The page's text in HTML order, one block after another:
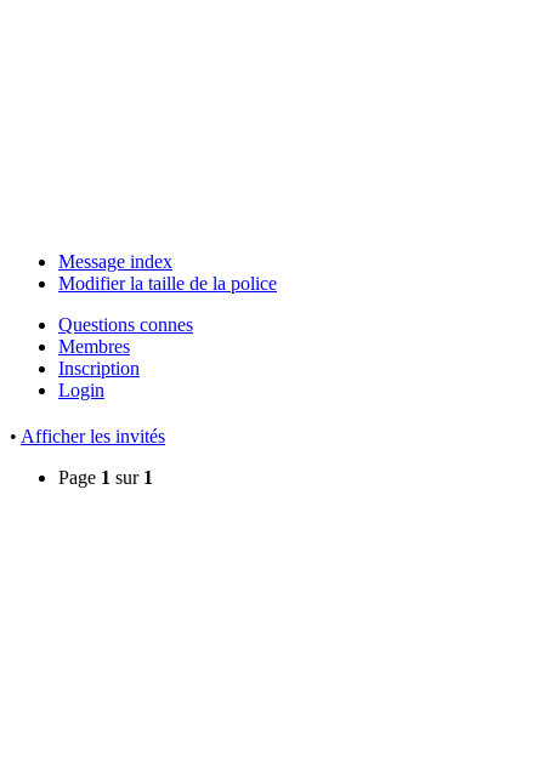
Message index
Modifier la taille de la police
Questions connes
Membres
Inscription
Login
• Afficher les invités
Page 1 sur 1